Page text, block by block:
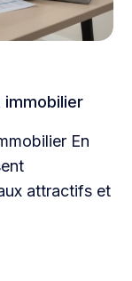
immobilier
En
attractifs et